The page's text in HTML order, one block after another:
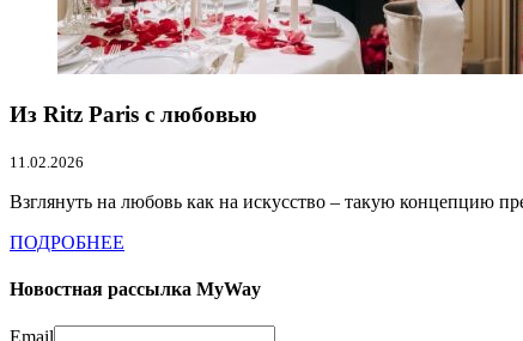
Из Ritz Paris с любовью
11.02.2026
Взглянуть на любовь как на искусство – такую концепцию
ПОДРОБНЕЕ
Новостная рассылка MyWay